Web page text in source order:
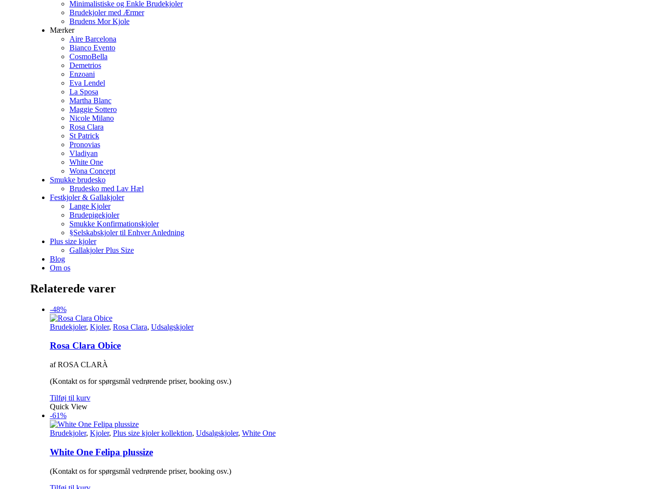
Minimalistiske og Enkle Brudekjoler
Brudekjoler med Ærmer
Brudens Mor Kjole
Mærker
Aire Barcelona
Bianco Evento
CosmoBella
Demetrios
Enzoani
Eva Lendel
La Sposa
Martha Blanc
Maggie Sottero
Nicole Milano
Rosa Clara
St Patrick
Pronovias
Vladiyan
White One
Wona Concept
Smukke brudesko
Brudesko med Lav Hæl
Festkjoler & Gallakjoler
Lange Kjoler
Brudepigekjoler
Smukke Konfirmationskjoler
§Selskabskjoler til Enhver Anledning
Plus size kjoler
Gallakjoler Plus Size
Blog
Om os
Relaterede varer
-48%
Brudekjoler, Kjoler, Rosa Clara, Udsalgskjoler
Rosa Clara Obice
af ROSA CLARÀ
(Kontakt os for spørgsmål vedrørende priser, booking osv.)
Tilføj til kurv
Quick View
-61%
Brudekjoler, Kjoler, Plus size kjoler kollektion, Udsalgskjoler, White One
White One Felipa plussize
(Kontakt os for spørgsmål vedrørende priser, booking osv.)